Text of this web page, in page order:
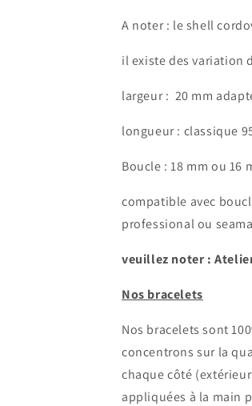
A noter : le shell
il existe des variation
largeur : 20 mm
longueur : classique
Boucle : 18 mm ou 16
compatible avec
professional ou
veuillez noter :
Nos bracelets
Nos bracelets sont
concentrons sur la
chaque côté
appliquées à la main
vous à votre compte pour ajouter des
de souhaits et afficher vos articles